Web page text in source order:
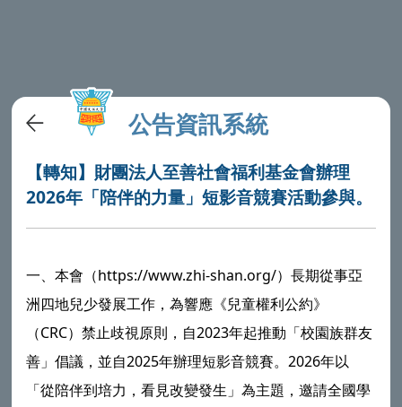
公告資訊系統
【轉知】財團法人至善社會福利基金會辦理
2026年「陪伴的力量」短影音競賽活動參與。
一、本會（https://www.zhi-shan.org/）長期從事亞
洲四地兒少發展工作，為響應《兒童權利公約》
（CRC）禁止歧視原則，自2023年起推動「校園族群友
善」倡議，並自2025年辦理短影音競賽。2026年以
「從陪伴到培力，看見改變發生」為主題，邀請全國學